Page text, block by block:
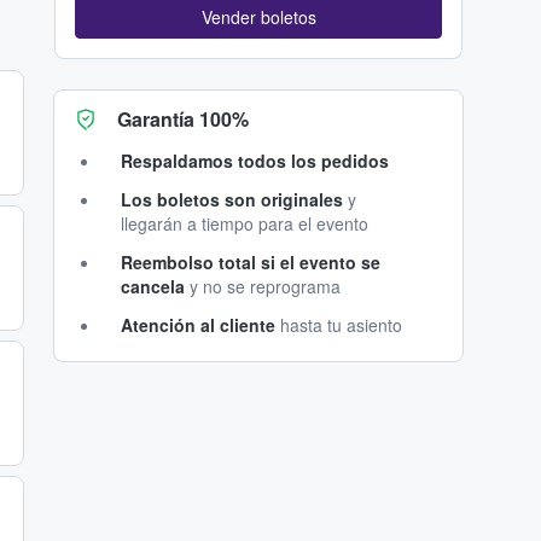
Vender boletos
Garantía 100%
Respaldamos todos los pedidos
Los boletos son originales y
llegarán a tiempo para el evento
Reembolso total si el evento se
cancela y no se reprograma
Atención al cliente hasta tu asiento